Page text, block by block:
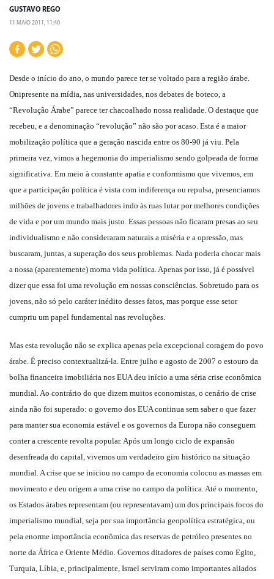
GUSTAVO REGO
11 MAIO 2011, 11:40
Desde o início do ano, o mundo parece ter se voltado para a região árabe.
Onipresente na mídia, nas universidades, nos debates de boteco, a
“Revolução Árabe” parece ter chacoalhado nossa realidade. O destaque que
recebeu, e a denominação “revolução” não são por acaso. Esta é a maior
mobilização política que a geração nascida entre os 80-90 já viu. Pela
primeira vez, vimos a hegemonia do imperialismo sendo golpeada de forma
significativa. Em meio à constante apatia e conformismo que vivemos, em
que a participação política é vista com indiferença ou repulsa, presenciamos
milhões de jovens e trabalhadores indo às ruas lutar por melhores condições
de vida e por um mundo mais justo. Essas pessoas não ficaram presas ao seu
individualismo e não consideraram naturais a miséria e a opressão, mas
buscaram, juntas, a superação dos seus problemas. Nada poderia chocar mais
a nossa (aparentemente) morna vida política. Apenas por isso, já é possível
dizer que essa foi uma revolução em nossas consciências. Sobretudo para os
jovens, não só pelo caráter inédito desses fatos, mas porque esse setor
cumpriu um papel fundamental nas revoluções.
Mas esta revolução não se explica apenas pela excepcional coragem do povo
árabe. É preciso contextualizá-la. Entre julho e agosto de 2007 o estouro da
bolha financeira imobiliária nos EUA deu início a uma séria crise econômica
mundial. Ao contrário do que dizem muitos economistas, o cenário de crise
ainda não foi superado: o governo dos EUA continua sem saber o que fazer
para manter sua economia estável e os governos da Europa não conseguem
conter a crescente revolta popular. Após um longo ciclo de expansão
desenfreada do capital, vivemos um verdadeiro giro histórico na situação
mundial. A crise que se iniciou no campo da economia colocou as massas em
movimento e deu origem a uma crise no campo da política. Até o momento,
os Estados árabes representam (ou representavam) um dos principais focos do
imperialismo mundial, seja por sua importância geopolítica estratégica, ou
pela enorme importância econômica das reservas de petróleo presentes no
norte da África e Oriente Médio. Governos ditadores de países como Egito,
Turquia, Líbia, e, principalmente, Israel serviram como importantes aliados